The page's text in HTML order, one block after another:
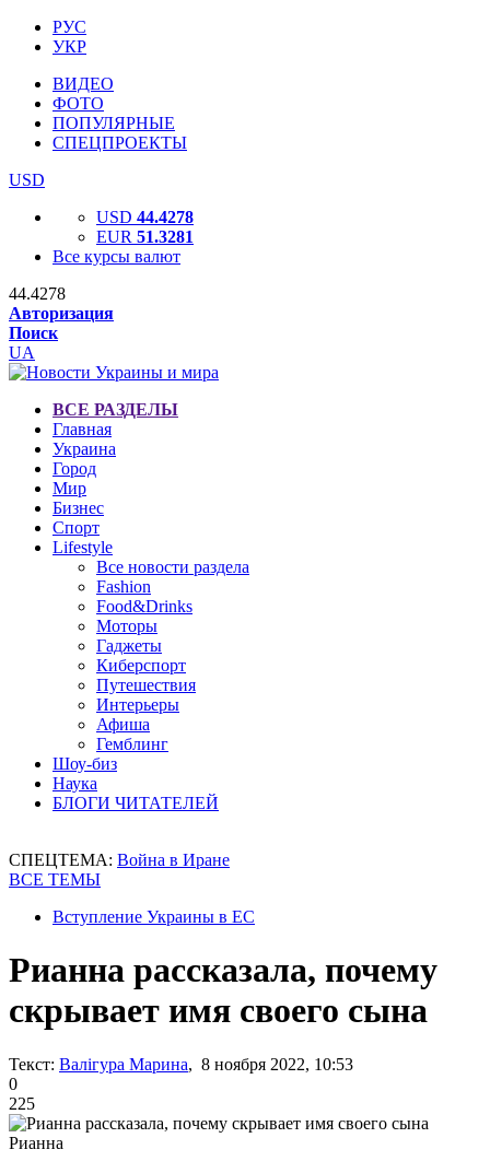
РУС
УКР
ВИДЕО
ФОТО
ПОПУЛЯРНЫЕ
СПЕЦПРОЕКТЫ
USD
USD 44.4278
EUR 51.3281
Все курсы валют
44.4278
Авторизация
Поиск
UA
ВСЕ РАЗДЕЛЫ
Главная
Украина
Город
Мир
Бизнес
Спорт
Lifestyle
Все новости раздела
Fashion
Food&Drinks
Моторы
Гаджеты
Киберспорт
Путешествия
Интерьеры
Афиша
Гемблинг
Шоу-биз
Наука
БЛОГИ ЧИТАТЕЛЕЙ
СПЕЦТЕМА: Война в Иране
ВСЕ ТЕМЫ
Вступление Украины в ЕС
Рианна рассказала, почему
скрывает имя своего сына
Текст: Валігура Марина, 8 ноября 2022, 10:53
0
225
Рианна